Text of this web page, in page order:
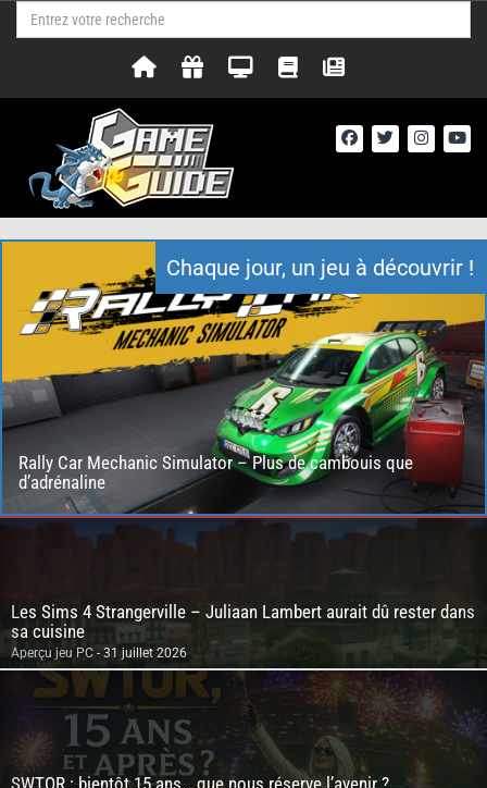
Chaque jour, un jeu à découvrir !
Rally Car Mechanic Simulator – Plus de cambouis que
d’adrénaline
Les Sims 4 Strangerville – Juliaan Lambert aurait dû rester dans
sa cuisine
Aperçu jeu PC - 31 juillet 2026
SWTOR : bientôt 15 ans… que nous réserve l’avenir ?